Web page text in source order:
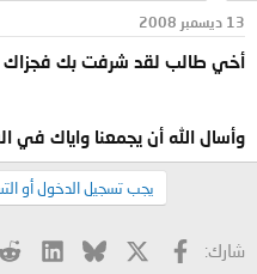
13 ديسمبر 2008
أخي طالب لقد شرفت بك فجزاك
وأسال الله أن يجمعنا واياك في
يجب تسجيل الدخول أو
شارك: فيسبوك Bluesky